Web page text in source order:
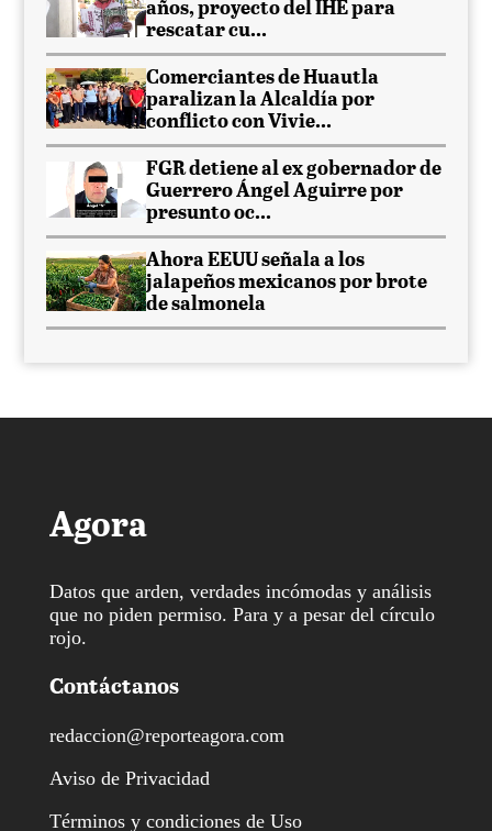
años, proyecto del IHE para
rescatar cu...
Comerciantes de Huautla
paralizan la Alcaldía por
conflicto con Vivie...
FGR detiene al ex gobernador de
Guerrero Ángel Aguirre por
presunto oc...
Ahora EEUU señala a los
jalapeños mexicanos por brote
de salmonela
Agora
Datos que arden, verdades incómodas y análisis
que no piden permiso. Para y a pesar del círculo
rojo.
Contáctanos
redaccion@reporteagora.com
Aviso de Privacidad
Términos y condiciones de Uso